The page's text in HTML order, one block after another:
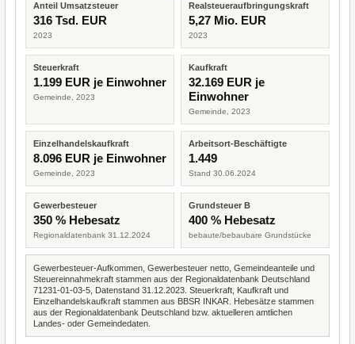
Anteil Umsatzsteuer
316 Tsd. EUR
2023
Realsteueraufbringungskraft
5,27 Mio. EUR
2023
Steuerkraft
1.199 EUR je Einwohner
Gemeinde, 2023
Kaufkraft
32.169 EUR je
Einwohner
Gemeinde, 2023
Einzelhandelskaufkraft
8.096 EUR je Einwohner
Gemeinde, 2023
Arbeitsort-Beschäftigte
1.449
Stand 30.06.2024
Gewerbesteuer
350 % Hebesatz
Regionaldatenbank 31.12.2024
Grundsteuer B
400 % Hebesatz
bebaute/bebaubare Grundstücke
Gewerbesteuer-Aufkommen, Gewerbesteuer netto, Gemeindeanteile und
Steuereinnahmekraft stammen aus der Regionaldatenbank Deutschland
71231-01-03-5, Datenstand 31.12.2023. Steuerkraft, Kaufkraft und
Einzelhandelskaufkraft stammen aus BBSR INKAR. Hebesätze stammen
aus der Regionaldatenbank Deutschland bzw. aktuelleren amtlichen
Landes- oder Gemeindedaten.